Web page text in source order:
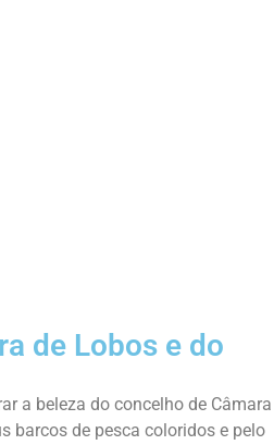
de Lobos e do
a beleza do concelho de Câmara
barcos de pesca coloridos e pelo